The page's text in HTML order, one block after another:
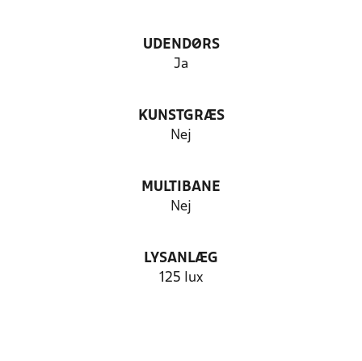
UDENDØRS
Ja
KUNSTGRÆS
Nej
MULTIBANE
Nej
LYSANLÆG
125 lux